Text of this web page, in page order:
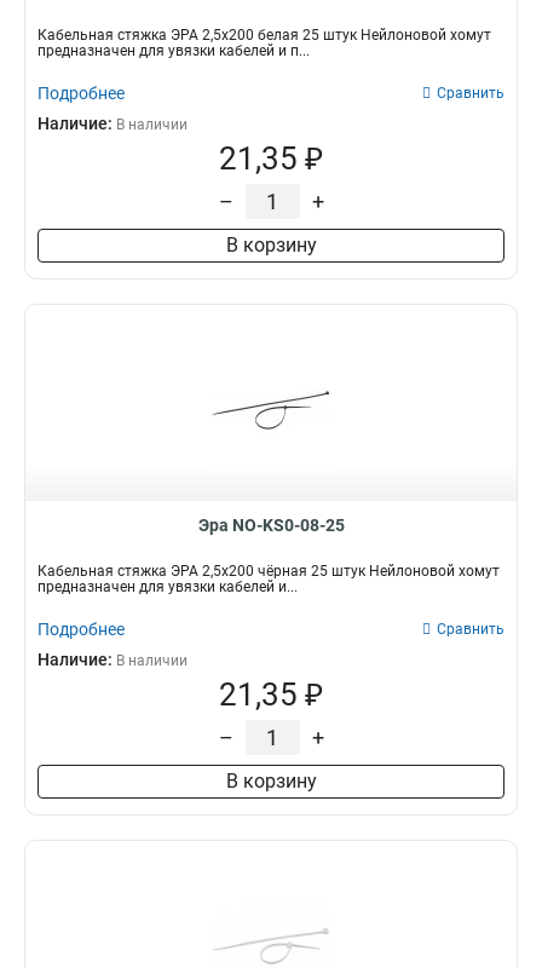
Кабельная стяжка ЭРА 2,5х200 белая 25 штук Нейлоновой хомут
предназначен для увязки кабелей и п...
Подробнее Сравнить
Наличие: В наличии
21,35 ₽
– +
В корзину
Эра NO-KS0-08-25
Кабельная стяжка ЭРА 2,5х200 чёрная 25 штук Нейлоновой хомут
предназначен для увязки кабелей и...
Подробнее Сравнить
Наличие: В наличии
21,35 ₽
– +
В корзину